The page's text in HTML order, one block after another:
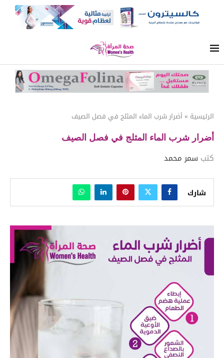
الرئيسية » أضرار شرب الماء المثلج في فصل الصيف
أضرار شرب الماء المثلج في فصل الصيف
كتب سمر محمد
شارك